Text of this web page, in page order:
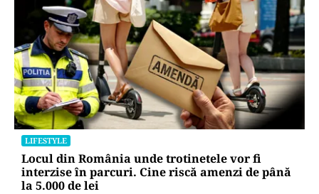
LIFESTYLE
Locul din România unde trotinetele vor fi
interzise în parcuri. Cine riscă amenzi de până
la 5.000 de lei